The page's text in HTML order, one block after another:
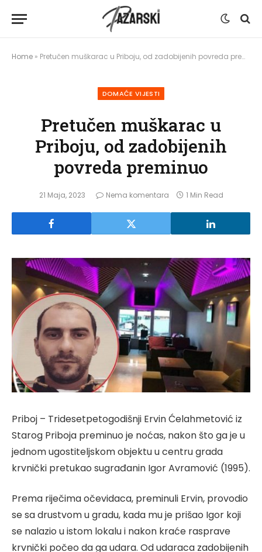
Home » Pretučen muškarac u Priboju, od zadobijenih povreda preminuo
DOMAĆE VIJESTI
Pretučen muškarac u
Priboju, od zadobijenih
povreda preminuo
21 Maja, 2023 Nema komentara 1 Min Read
Priboj – Tridesetpetogodišnji Ervin Ćelahmetović iz
Starog Priboja preminuo je noćas, nakon što ga je u
jednom ugostiteljskom objektu u centru grada
krvnički pretukao sugrađanin Igor Avramović (1995).
Prema riječima očevidaca, preminuli Ervin, provodio
se sa drustvom u gradu, kada mu je prišao Igor koji
se nalazio u istom lokalu i nakon kraće rasprave
krvnički počeo da ga udara. Od udaraca zadobijenih